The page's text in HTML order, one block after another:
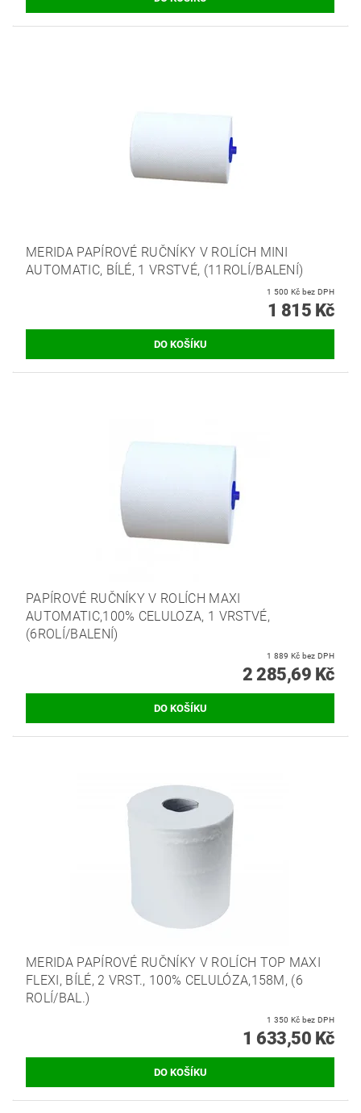
MERIDA PAPÍROVÉ RUČNÍKY V ROLÍCH MINI
AUTOMATIC, BÍLÉ, 1 VRSTVÉ, (11ROLÍ/BALENÍ)
1 500 Kč bez DPH
1 815 Kč
PAPÍROVÉ RUČNÍKY V ROLÍCH MAXI
AUTOMATIC,100% CELULOZA, 1 VRSTVÉ,
(6ROLÍ/BALENÍ)
1 889 Kč bez DPH
2 285,69 Kč
MERIDA PAPÍROVÉ RUČNÍKY V ROLÍCH TOP MAXI
FLEXI, BÍLÉ, 2 VRST., 100% CELULÓZA,158M, (6
ROLÍ/BAL.)
1 350 Kč bez DPH
1 633,50 Kč